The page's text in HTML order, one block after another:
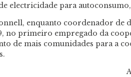
electricidade para
enquanto coordenador de
no primeiro empregado da
de mais comunidades para a